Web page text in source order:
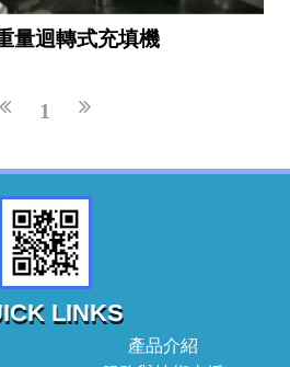
量迴轉式充填機
1
LINKS
產品介紹